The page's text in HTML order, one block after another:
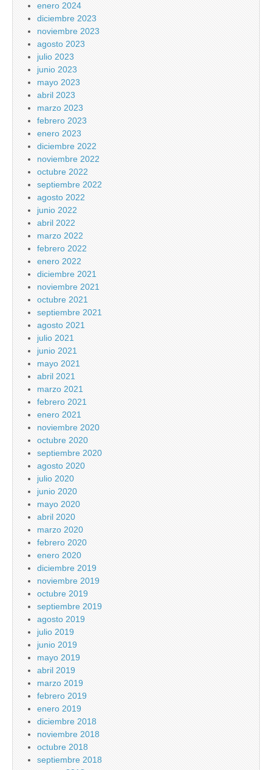
enero 2024
diciembre 2023
noviembre 2023
agosto 2023
julio 2023
junio 2023
mayo 2023
abril 2023
marzo 2023
febrero 2023
enero 2023
diciembre 2022
noviembre 2022
octubre 2022
septiembre 2022
agosto 2022
junio 2022
abril 2022
marzo 2022
febrero 2022
enero 2022
diciembre 2021
noviembre 2021
octubre 2021
septiembre 2021
agosto 2021
julio 2021
junio 2021
mayo 2021
abril 2021
marzo 2021
febrero 2021
enero 2021
noviembre 2020
octubre 2020
septiembre 2020
agosto 2020
julio 2020
junio 2020
mayo 2020
abril 2020
marzo 2020
febrero 2020
enero 2020
diciembre 2019
noviembre 2019
octubre 2019
septiembre 2019
agosto 2019
julio 2019
junio 2019
mayo 2019
abril 2019
marzo 2019
febrero 2019
enero 2019
diciembre 2018
noviembre 2018
octubre 2018
septiembre 2018